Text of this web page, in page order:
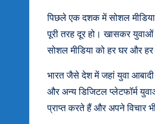
पिछले एक दशक में सोशल
पूरी तरह दूर हो। खासकर
सोशल मीडिया को हर घर और
भारत जैसे देश में जहां युवा
और अन्य डिजिटल प्लेटफॉर्म
प्राप्त करते हैं और अपने विचार